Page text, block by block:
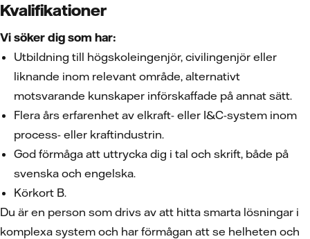
Kvalifikationer
Vi söker dig som har:
Utbildning till högskoleingenjör, civilingenjör eller
liknande inom relevant område, alternativt
motsvarande kunskaper införskaffade på annat sätt.
Flera års erfarenhet av elkraft- eller I&C-system inom
process- eller kraftindustrin.
God förmåga att uttrycka dig i tal och skrift, både på
svenska och engelska.
Körkort B.
Du är en person som drivs av att hitta smarta lösningar i
komplexa system och har förmågan att se helheten och